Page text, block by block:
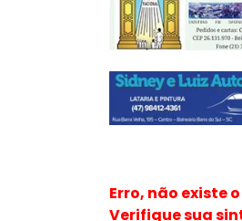
Erro, não existe
Verifique sua